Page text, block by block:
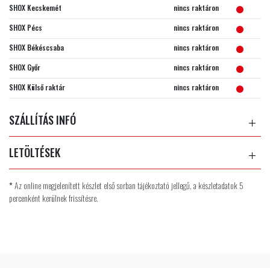
SHOX Kecskemét
nincs raktáron
SHOX Pécs
nincs raktáron
SHOX Békéscsaba
nincs raktáron
SHOX Győr
nincs raktáron
SHOX Külső raktár
nincs raktáron
SZÁLLÍTÁS INFÓ
LETÖLTÉSEK
*Az online megjelenített készlet első sorban tájékoztató jellegű, a készletadatok 5
percenként kerülnek frissítésre.